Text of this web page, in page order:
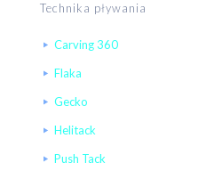
Technika pływania
Carving 360
Flaka
Gecko
Helitack
Push Tack